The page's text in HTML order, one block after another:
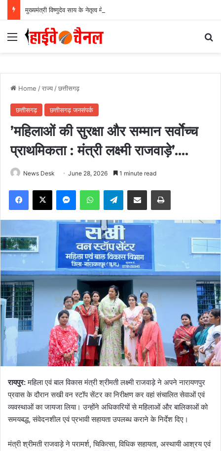
Menu
Home /राज्य /छत्तीसगढ़
छत्तीसगढ़ छत्तीसगढ़ जनसंपर्क
’महिलाओं की सुरक्षा और सम्मान सर्वाेच्च
प्राथमिकता : मंत्री लक्ष्मी राजवाड़े’….
News Desk June 28, 2026 1 minute read
Facebook
X MessengerWhatsAppTelegramShare via Email Print
रायपुर:महिला एवं बाल विकास मंत्री श्रीमती लक्ष्मी राजवाड़े ने अपने नारायणपुर
प्रवास के दौरान सखी वन स्टॉप सेंटर का निरीक्षण कर वहां संचालित सेवाओं एवं
व्यवस्थाओं का जायजा लिया। उन्होंने अधिकारियों से महिलाओं और बालिकाओं को
समयबद्ध, संवेदनशील एवं प्रभावी सहायता उपलब्ध कराने के निर्देश दिए।
मंत्री श्रीमती राजवाड़े ने परामर्श, चिकित्सा, विधिक सहायता, अस्थायी आश्रय एवं